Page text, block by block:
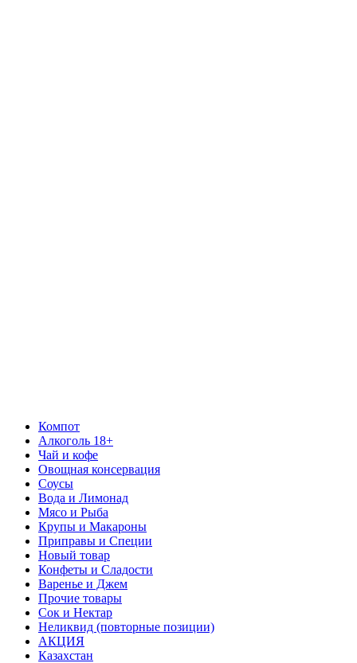
Компот
Алкоголь 18+
Чай и кофе
Овощная консервация
Соусы
Вода и Лимонад
Мясо и Рыба
Крупы и Макароны
Приправы и Специи
Новый товар
Конфеты и Сладости
Варенье и Джем
Прочие товары
Сок и Нектар
Неликвид (повторные позиции)
АКЦИЯ
Казахстан